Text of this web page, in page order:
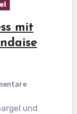
mit